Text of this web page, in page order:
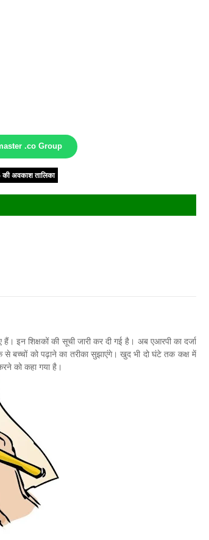
.co Group
की अवकाश तालिका
हैं। इन शिक्षकों की सूची जारी कर दी गई है। अब एआरपी का दर्जा
से बच्चों को पढ़ाने का तरीका सुझाएंगे। खुद भी दो घंटे तक कक्ष में
को कहा गया है।